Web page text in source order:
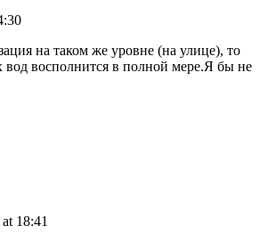
на таком же уровне (на улице), то
вод восполнится в полной мере.Я бы не
18:41